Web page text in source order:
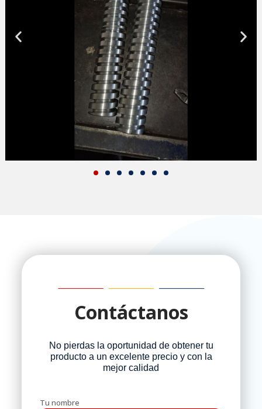
Contáctanos
No pierdas la oportunidad de obtener tu
producto a un excelente precio y con la
mejor calidad
Tu nombre